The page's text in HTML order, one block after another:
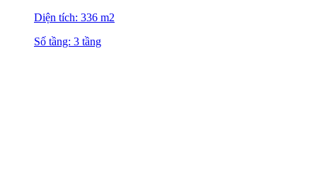
Diện tích: 336 m2
Số tầng: 3 tầng